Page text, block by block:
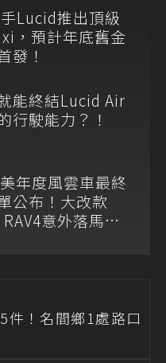
Lucid推出頂級
，預計年底舊金
發！
能終結Lucid Air
行駛能力？！
年度風雲車最終
公布！大改款
意外落馬引
件！名間鄉1處路口